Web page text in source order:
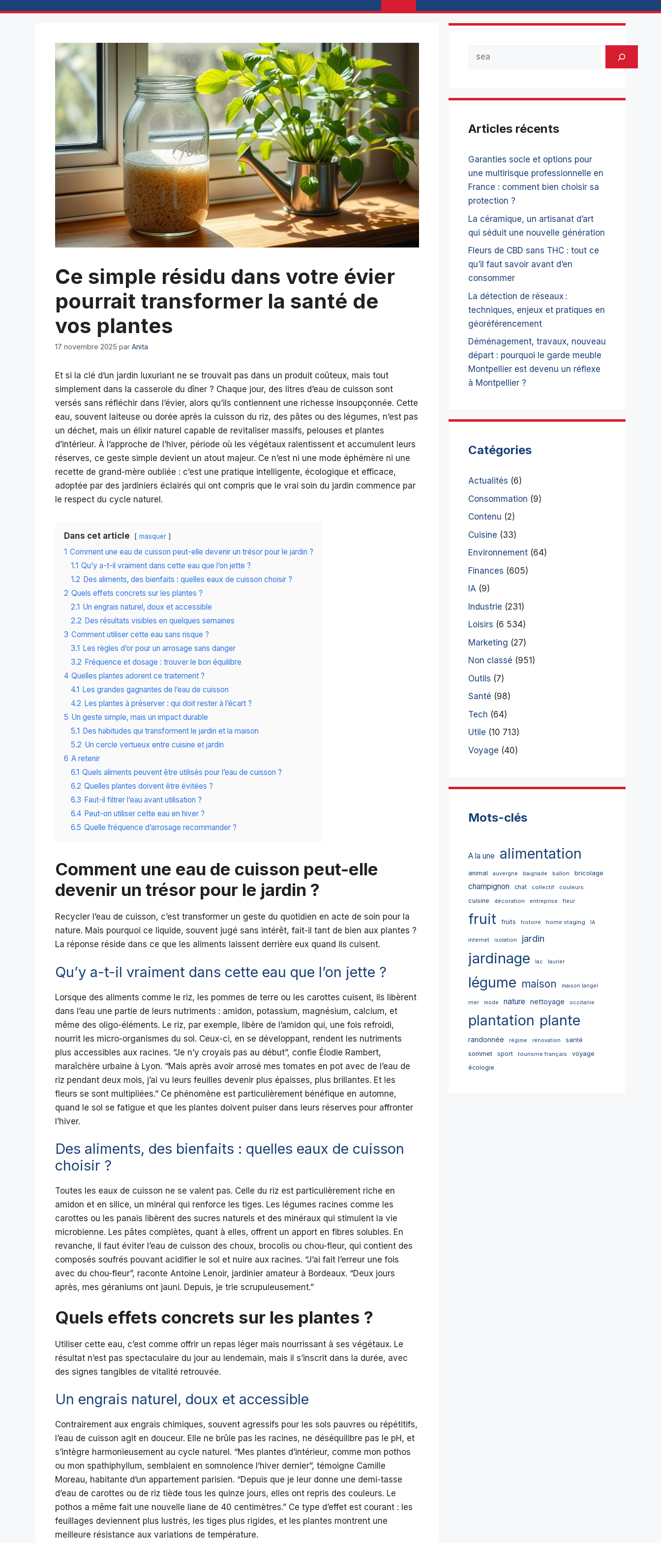
Ce simple résidu dans votre évier
pourrait transformer la santé de
vos plantes
17 novembre 2025 par Anita
Et si la clé d’un jardin luxuriant ne se trouvait pas dans un produit coûteux, mais tout
simplement dans la casserole du dîner ? Chaque jour, des litres d’eau de cuisson sont
versés sans réfléchir dans l’évier, alors qu’ils contiennent une richesse insoupçonnée. Cette
eau, souvent laiteuse ou dorée après la cuisson du riz, des pâtes ou des légumes, n’est pas
un déchet, mais un élixir naturel capable de revitaliser massifs, pelouses et plantes
d’intérieur. À l’approche de l’hiver, période où les végétaux ralentissent et accumulent leurs
réserves, ce geste simple devient un atout majeur. Ce n’est ni une mode éphémère ni une
recette de grand-mère oubliée : c’est une pratique intelligente, écologique et efficace,
adoptée par des jardiniers éclairés qui ont compris que le vrai soin du jardin commence par
le respect du cycle naturel.
Dans cet article masquer
1 Comment une eau de cuisson peut-elle devenir un trésor pour le jardin ?
1.1 Qu’y a-t-il vraiment dans cette eau que l’on jette ?
1.2 Des aliments, des bienfaits : quelles eaux de cuisson choisir ?
2 Quels effets concrets sur les plantes ?
2.1 Un engrais naturel, doux et accessible
2.2 Des résultats visibles en quelques semaines
3 Comment utiliser cette eau sans risque ?
3.1 Les règles d’or pour un arrosage sans danger
3.2 Fréquence et dosage : trouver le bon équilibre
4 Quelles plantes adorent ce traitement ?
4.1 Les grandes gagnantes de l’eau de cuisson
4.2 Les plantes à préserver : qui doit rester à l’écart ?
5 Un geste simple, mais un impact durable
5.1 Des habitudes qui transforment le jardin et la maison
5.2 Un cercle vertueux entre cuisine et jardin
6 A retenir
6.1 Quels aliments peuvent être utilisés pour l’eau de cuisson ?
6.2 Quelles plantes doivent être évitées ?
6.3 Faut-il filtrer l’eau avant utilisation ?
6.4 Peut-on utiliser cette eau en hiver ?
6.5 Quelle fréquence d’arrosage recommander ?
Comment une eau de cuisson peut-elle
devenir un trésor pour le jardin ?
Recycler l’eau de cuisson, c’est transformer un geste du quotidien en acte de soin pour la
nature. Mais pourquoi ce liquide, souvent jugé sans intérêt, fait-il tant de bien aux plantes ?
La réponse réside dans ce que les aliments laissent derrière eux quand ils cuisent.
Qu’y a-t-il vraiment dans cette eau que l’on jette ?
Lorsque des aliments comme le riz, les pommes de terre ou les carottes cuisent, ils libèrent
dans l’eau une partie de leurs nutriments : amidon, potassium, magnésium, calcium, et
même des oligo-éléments. Le riz, par exemple, libère de l’amidon qui, une fois refroidi,
nourrit les micro-organismes du sol. Ceux-ci, en se développant, rendent les nutriments
plus accessibles aux racines. “Je n’y croyais pas au début”, confie Élodie Rambert,
maraîchère urbaine à Lyon. “Mais après avoir arrosé mes tomates en pot avec de l’eau de
riz pendant deux mois, j’ai vu leurs feuilles devenir plus épaisses, plus brillantes. Et les
fleurs se sont multipliées.” Ce phénomène est particulièrement bénéfique en automne,
quand le sol se fatigue et que les plantes doivent puiser dans leurs réserves pour affronter
l’hiver.
Des aliments, des bienfaits : quelles eaux de cuisson
choisir ?
Toutes les eaux de cuisson ne se valent pas. Celle du riz est particulièrement riche en
amidon et en silice, un minéral qui renforce les tiges. Les légumes racines comme les
carottes ou les panais libèrent des sucres naturels et des minéraux qui stimulent la vie
microbienne. Les pâtes complètes, quant à elles, offrent un apport en fibres solubles. En
revanche, il faut éviter l’eau de cuisson des choux, brocolis ou chou-fleur, qui contient des
composés soufrés pouvant acidifier le sol et nuire aux racines. “J’ai fait l’erreur une fois
avec du chou-fleur”, raconte Antoine Lenoir, jardinier amateur à Bordeaux. “Deux jours
après, mes géraniums ont jauni. Depuis, je trie scrupuleusement.”
Quels effets concrets sur les plantes ?
Utiliser cette eau, c’est comme offrir un repas léger mais nourrissant à ses végétaux. Le
résultat n’est pas spectaculaire du jour au lendemain, mais il s’inscrit dans la durée, avec
des signes tangibles de vitalité retrouvée.
Un engrais naturel, doux et accessible
Contrairement aux engrais chimiques, souvent agressifs pour les sols pauvres ou répétitifs,
l’eau de cuisson agit en douceur. Elle ne brûle pas les racines, ne déséquilibre pas le pH, et
s’intègre harmonieusement au cycle naturel. “Mes plantes d’intérieur, comme mon pothos
ou mon spathiphyllum, semblaient en somnolence l’hiver dernier”, témoigne Camille
Moreau, habitante d’un appartement parisien. “Depuis que je leur donne une demi-tasse
d’eau de carottes ou de riz tiède tous les quinze jours, elles ont repris des couleurs. Le
pothos a même fait une nouvelle liane de 40 centimètres.” Ce type d’effet est courant : les
feuillages deviennent plus lustrés, les tiges plus rigides, et les plantes montrent une
meilleure résistance aux variations de température.
Articles récents
Garanties socle et options pour
une multirisque professionnelle en
France : comment bien choisir sa
protection ?
La céramique, un artisanat d’art
qui séduit une nouvelle génération
Fleurs de CBD sans THC : tout ce
qu’il faut savoir avant d’en
consommer
La détection de réseaux :
techniques, enjeux et pratiques en
géoréférencement
Déménagement, travaux, nouveau
départ : pourquoi le garde meuble
Montpellier est devenu un réflexe
à Montpellier ?
Catégories
Actualités (6)
Consommation (9)
Contenu (2)
Cuisine (33)
Environnement (64)
Finances (605)
IA (9)
Industrie (231)
Loisirs (6 534)
Marketing (27)
Non classé (951)
Outils (7)
Santé (98)
Tech (64)
Utile (10 713)
Voyage (40)
Mots-clés
A la une alimentation
animal auvergne baignade ballon bricolage
champignon chat collectif couleurs
cuisine décoration entreprise fleur
fruit fruits histoire home staging IA
internet isolation jardin
jardinage lac laurier
légume maison maison langel
mer mode nature nettoyage occitanie
plantation plante
randonnée régime rénovation
santé
sommet
sport tourisme français
voyage
écologie